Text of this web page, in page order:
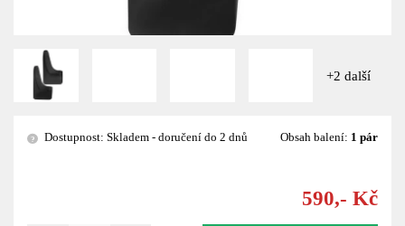
+2 další
? Dostupnost: Skladem - doručení do 2 dnů Obsah balení: 1 pár
590,- Kč